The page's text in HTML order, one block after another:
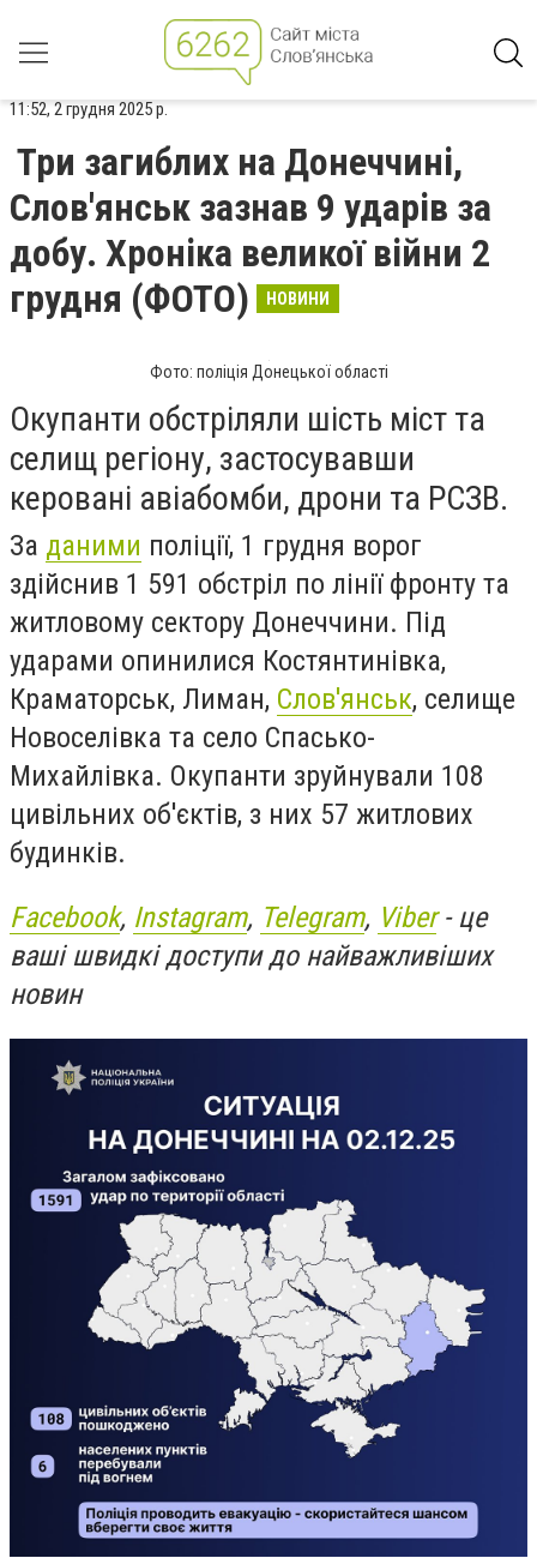
11:52, 2 грудня 2025 р.
Три загиблих на Донеччині,
Слов'янськ зазнав 9 ударів за
добу. Хроніка великої війни 2
грудня (ФОТО)
НОВИНИ
Фото: поліція Донецької області
Окупанти обстріляли шість міст та
селищ регіону, застосувавши
керовані авіабомби, дрони та РСЗВ.
За даними поліції, 1 грудня ворог
здійснив 1 591 обстріл по лінії фронту та
житловому сектору Донеччини. Під
ударами опинилися Костянтинівка,
Краматорськ, Лиман, Слов'янськ, селище
Новоселівка та село Спасько-
Михайлівка. Окупанти зруйнували 108
цивільних об'єктів, з них 57 житлових
будинків.
Facebook, Instagram, Telegram, Viber- це
ваші швидкі доступи до найважливіших
новин